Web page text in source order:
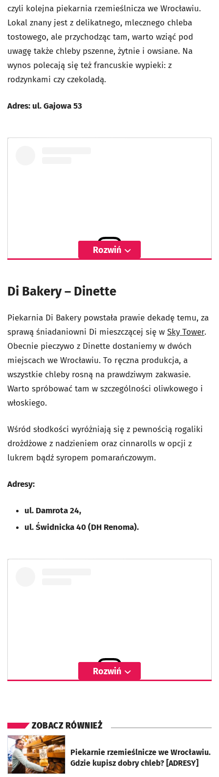
czyli kolejna piekarnia rzemieślnicza we Wrocławiu.
Lokal znany jest z delikatnego, mlecznego chleba
tostowego, ale przychodząc tam, warto wziąć pod
uwagę także chleby pszenne, żytnie i owsiane. Na
wynos polecają się też francuskie wypieki: z
rodzynkami czy czekoladą.
Adres: ul. Gajowa 53
Rozwiń
Di Bakery – Dinette
Piekarnia Di Bakery powstała prawie dekadę temu, za
sprawą śniadaniowni Di mieszczącej się w Sky Tower.
Obecnie pieczywo z Dinette dostaniemy w dwóch
miejscach we Wrocławiu. To ręczna produkcja, a
wszystkie chleby rosną na prawdziwym zakwasie.
Warto spróbować tam w szczególności oliwkowego i
włoskiego.
Wśród słodkości wyróżniają się z pewnością rogaliki
drożdżowe z nadzieniem oraz cinnarolls w opcji z
lukrem bądź syropem pomarańczowym.
Adresy:
ul. Damrota 24,
ul. Świdnicka 40 (DH Renoma).
Rozwiń
ZOBACZ RÓWNIEŻ
Piekarnie rzemieślnicze we Wrocławiu.
Gdzie kupisz dobry chleb? [ADRESY]
otworzy się w nowej karcie